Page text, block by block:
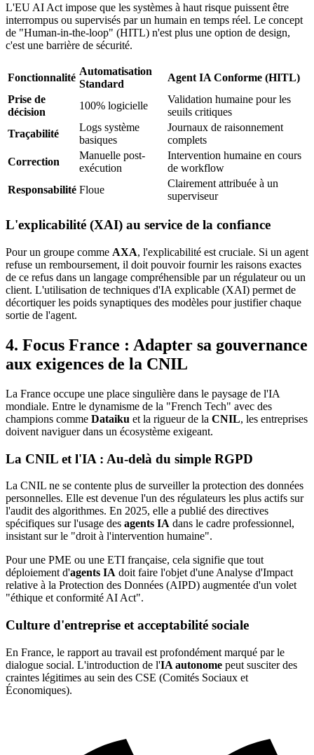
L'EU AI Act impose que les systèmes à haut risque puissent être
interrompus ou supervisés par un humain en temps réel. Le concept
de "Human-in-the-loop" (HITL) n'est plus une option de design,
c'est une barrière de sécurité.
Fonctionnalité
Automatisation
Standard
Agent IA Conforme (HITL)
Prise de
décision
100% logicielle
Validation humaine pour les
seuils critiques
Traçabilité
Logs système
basiques
Journaux de raisonnement
complets
Correction
Manuelle post-
exécution
Intervention humaine en cours
de workflow
Responsabilité Floue
Clairement attribuée à un
superviseur
L'explicabilité (XAI) au service de la confiance
Pour un groupe comme AXA, l'explicabilité est cruciale. Si un agent
refuse un remboursement, il doit pouvoir fournir les raisons exactes
de ce refus dans un langage compréhensible par un régulateur ou un
client. L'utilisation de techniques d'IA explicable (XAI) permet de
décortiquer les poids synaptiques des modèles pour justifier chaque
sortie de l'agent.
4. Focus France : Adapter sa gouvernance
aux exigences de la CNIL
La France occupe une place singulière dans le paysage de l'IA
mondiale. Entre le dynamisme de la "French Tech" avec des
champions comme Dataiku et la rigueur de la CNIL, les entreprises
doivent naviguer dans un écosystème exigeant.
La CNIL et l'IA : Au-delà du simple RGPD
La CNIL ne se contente plus de surveiller la protection des données
personnelles. Elle est devenue l'un des régulateurs les plus actifs sur
l'audit des algorithmes. En 2025, elle a publié des directives
spécifiques sur l'usage des agents IA dans le cadre professionnel,
insistant sur le "droit à l'intervention humaine".
Pour une PME ou une ETI française, cela signifie que tout
déploiement d'agents IA doit faire l'objet d'une Analyse d'Impact
relative à la Protection des Données (AIPD) augmentée d'un volet
"éthique et conformité AI Act".
Culture d'entreprise et acceptabilité sociale
En France, le rapport au travail est profondément marqué par le
dialogue social. L'introduction de l'IA autonome peut susciter des
craintes légitimes au sein des CSE (Comités Sociaux et
Économiques).